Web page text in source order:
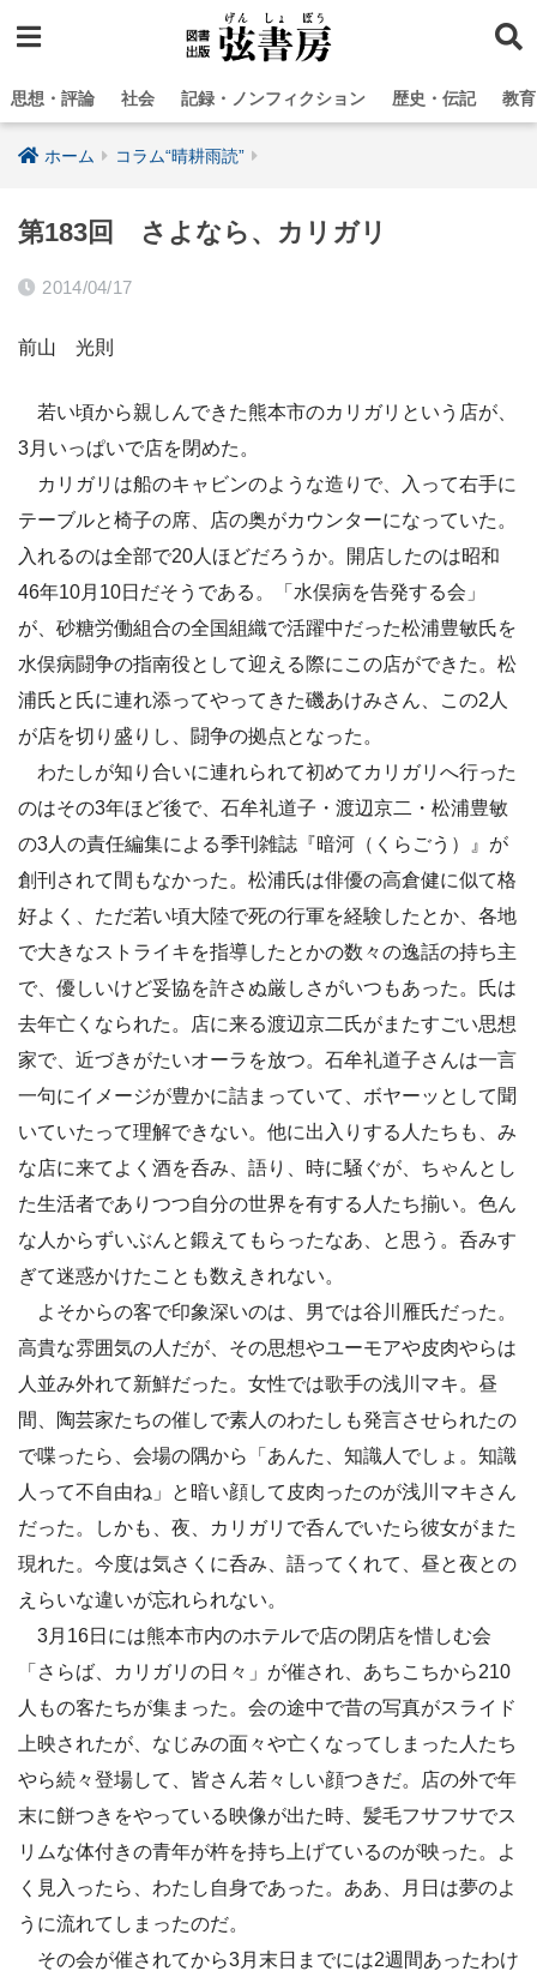
思想・評論 社会 記録・ノンフィクション 歴史・伝記 教
ホーム コラム“晴耕雨読”
第183回 さよなら、カリガリ
2014/04/17
前山 光則
若い頃から親しんできた熊本市のカリガリという店が、
3月いっぱいで店を閉めた。
カリガリは船のキャビンのような造りで、入って右手に
テーブルと椅子の席、店の奥がカウンターになっていた。
入れるのは全部で20人ほどだろうか。開店したのは昭和
46年10月10日だそうである。「水俣病を告発する会」
が、砂糖労働組合の全国組織で活躍中だった松浦豊敏氏を
水俣病闘争の指南役として迎える際にこの店ができた。松
浦氏と氏に連れ添ってやってきた磯あけみさん、この2人
が店を切り盛りし、闘争の拠点となった。
わたしが知り合いに連れられて初めてカリガリへ行った
のはその3年ほど後で、石牟礼道子・渡辺京二・松浦豊敏
の3人の責任編集による季刊雑誌『暗河（くらごう）』が
創刊されて間もなかった。松浦氏は俳優の高倉健に似て格
好よく、ただ若い頃大陸で死の行軍を経験したとか、各地
で大きなストライキを指導したとかの数々の逸話の持ち主
で、優しいけど妥協を許さぬ厳しさがいつもあった。氏は
去年亡くなられた。店に来る渡辺京二氏がまたすごい思想
家で、近づきがたいオーラを放つ。石牟礼道子さんは一言
一句にイメージが豊かに詰まっていて、ボヤーッとして聞
いていたって理解できない。他に出入りする人たちも、み
な店に来てよく酒を呑み、語り、時に騒ぐが、ちゃんとし
た生活者でありつつ自分の世界を有する人たち揃い。色ん
な人からずいぶんと鍛えてもらったなあ、と思う。呑みす
ぎて迷惑かけたことも数えきれない。
よそからの客で印象深いのは、男では谷川雁氏だった。
高貴な雰囲気の人だが、その思想やユーモアや皮肉やらは
人並み外れて新鮮だった。女性では歌手の浅川マキ。昼
間、陶芸家たちの催しで素人のわたしも発言させられたの
で喋ったら、会場の隅から「あんた、知識人でしょ。知識
人って不自由ね」と暗い顔して皮肉ったのが浅川マキさん
だった。しかも、夜、カリガリで呑んでいたら彼女がまた
現れた。今度は気さくに呑み、語ってくれて、昼と夜との
えらいな違いが忘れられない。
3月16日には熊本市内のホテルで店の閉店を惜しむ会
「さらば、カリガリの日々」が催され、あちこちから210
人もの客たちが集まった。会の途中で昔の写真がスライド
上映されたが、なじみの面々や亡くなってしまった人たち
やら続々登場して、皆さん若々しい顔つきだ。店の外で年
末に餅つきをやっている映像が出た時、髪毛フサフサでス
リムな体付きの青年が杵を持ち上げているのが映った。よ
く見入ったら、わたし自身であった。ああ、月日は夢のよ
うに流れてしまったのだ。
その会が催されてから3月末日までには2週間あったわけ